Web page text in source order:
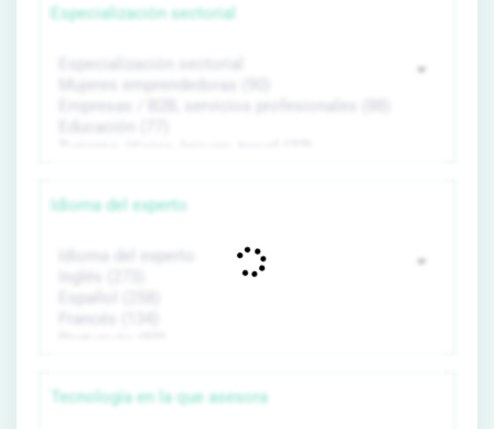
Especialización sectorial
Idioma del experto
Tecnología en la que asesora